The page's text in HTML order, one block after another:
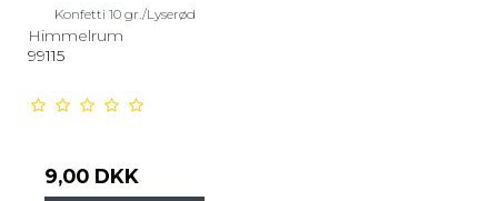
Konfetti 10 gr./Lyserød
Himmelrum
99115
9,00 DKK